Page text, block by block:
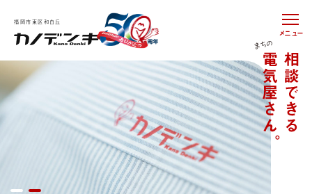
メニュー
福岡市東区和白丘